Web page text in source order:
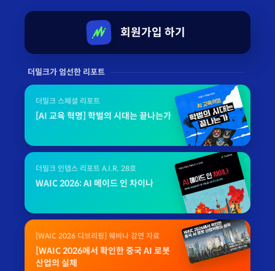
회원가입 하기
더밀크가 엄선한 리포트
더밀크 스페셜 리포트
[AI 교육 혁명] 학벌의 시대는 끝나는가
더밀크 인뎁스 리포트 A.I.R. 28호
WAIC 2026: AI 메이드 인 차이나
[WAIC 2026 디브리핑] 웨비나 강연 자료
[WAIC 2026에서 확인한 중국 AI 로봇
산업의 실체